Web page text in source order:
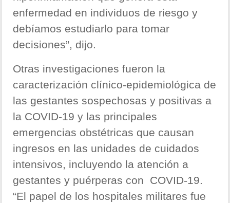
enfermedad en individuos de riesgo y
debíamos estudiarlo para tomar
decisiones”, dijo.
Otras investigaciones fueron la
caracterización clínico-epidemiológica de
las gestantes sospechosas y positivas a
la COVID-19 y las principales
emergencias obstétricas que causan
ingresos en las unidades de cuidados
intensivos, incluyendo la atención a
gestantes y puérperas con COVID-19.
“El papel de los hospitales militares fue